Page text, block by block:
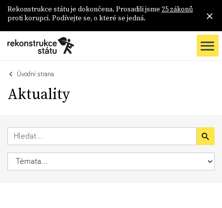
Rekonstrukce státu je dokončena. Prosadili jsme 25 zákonů
proti korupci. Podívejte se, o které se jedná.
Úvodní strana
Aktuality